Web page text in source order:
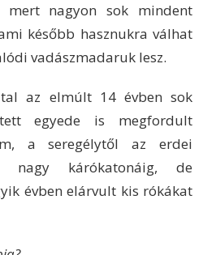
mert nagyon sok mindent
később hasznukra válhat
vadászmadaruk lesz.
az elmúlt 14 évben sok
egyede is megfordult
a seregélytől az erdei
kárókatonáig, de
évben elárvult kis rókákat